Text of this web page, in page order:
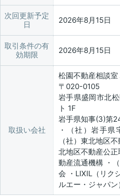
次回更新予定
日
2026年8月15日
取引条件の有
効期限
2026年8月15日
取扱い会社
松園不動産相談室
〒020-0105
岩手県盛岡市北
ト 1F
岩手県知事(3)第
・（社）岩手県
（社）東北地区
北地区不動産公
動産流通機構 ・
会 ・LIXIL（リク
ルエー・ジャパ